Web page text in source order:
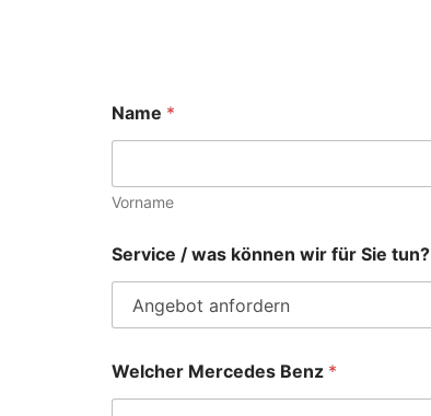
Name *
Vorname
Service / was können wir für Sie tun?
Welcher Mercedes Benz *